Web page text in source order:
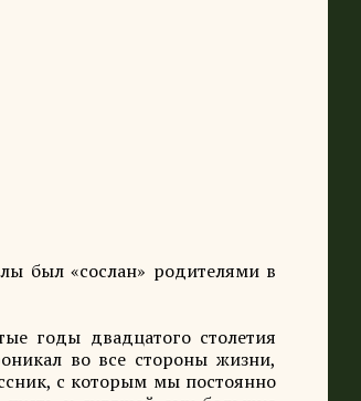
был «сослан» родителями в
годы двадцатого столетия
во все стороны жизни,
с которым мы постоянно